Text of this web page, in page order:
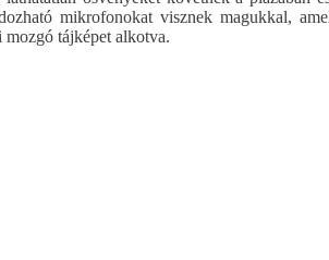
mikrofonokat visznek magukkal,
tájképet alkotva.